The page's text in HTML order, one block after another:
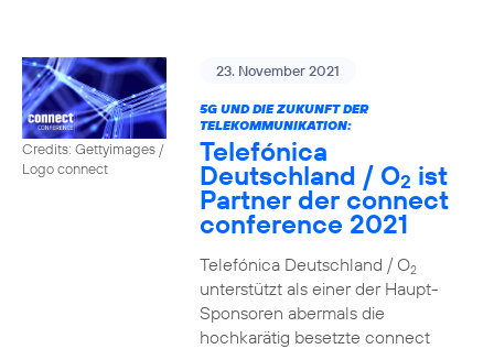
Credits: Gettyimages /
Logo connect
23. November 2021
5G UND DIE ZUKUNFT DER
TELEKOMMUNIKATION:
Telefónica
Deutschland / O2 ist
Partner der connect
conference 2021
Telefónica Deutschland / O2
unterstützt als einer der Haupt-
Sponsoren abermals die
hochkarätig besetzte connect